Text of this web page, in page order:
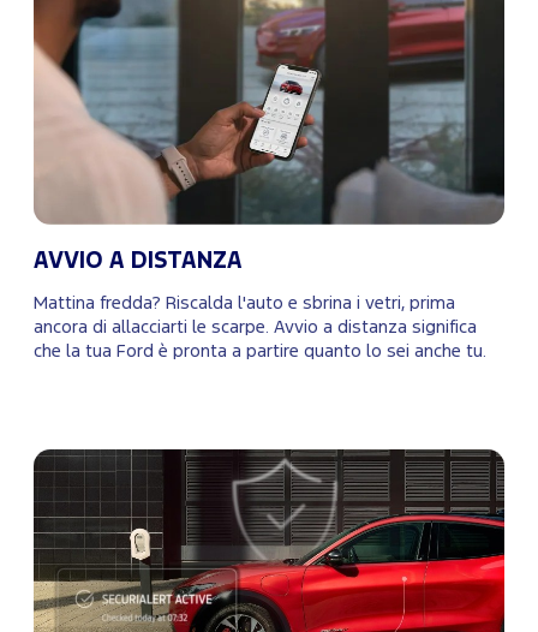
AVVIO A DISTANZA
Mattina fredda? Riscalda l'auto e sbrina i vetri, prima
ancora di allacciarti le scarpe. Avvio a distanza significa
che la tua Ford è pronta a partire quanto lo sei anche tu.